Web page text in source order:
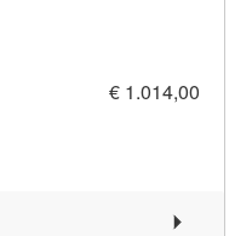
€ 1.014,00